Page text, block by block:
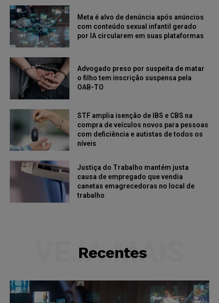
Meta é alvo de denúncia após anúncios
com conteúdo sexual infantil gerado
por IA circularem em suas plataformas
Advogado preso por suspeita de matar
o filho tem inscrição suspensa pela
OAB-TO
STF amplia isenção de IBS e CBS na
compra de veículos novos para pessoas
com deficiência e autistas de todos os
níveis
Justiça do Trabalho mantém justa
causa de empregado que vendia
canetas emagrecedoras no local de
trabalho
Recentes
VEJA MAIS